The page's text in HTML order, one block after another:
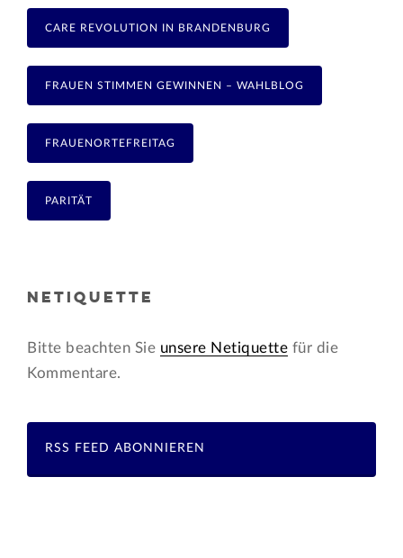
CARE REVOLUTION IN BRANDENBURG
FRAUEN STIMMEN GEWINNEN – WAHLBLOG
FRAUENORTEFREITAG
PARITÄT
NETIQUETTE
Bitte beachten Sie unsere Netiquette für die
Kommentare.
RSS FEED ABONNIEREN